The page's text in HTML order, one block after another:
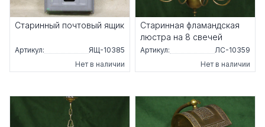
Старинный почтовый ящик
Артикул:
ЯЩ-10385
Нет в наличии
Старинная фламандская
люстра на 8 свечей
Артикул:
ЛС-10359
Нет в наличии